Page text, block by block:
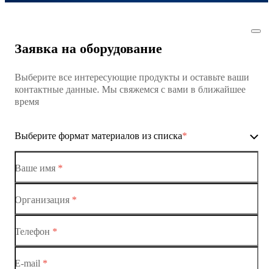
Заявка на оборудование
Выберите все интересующие продукты и оставьте ваши
контактные данные. Мы свяжемся с вами в ближайшее
время
Выберите формат материалов из списка*
Ethernet-коммутаторы
Ваше имя *
Организация *
Телефон *
E-mail *